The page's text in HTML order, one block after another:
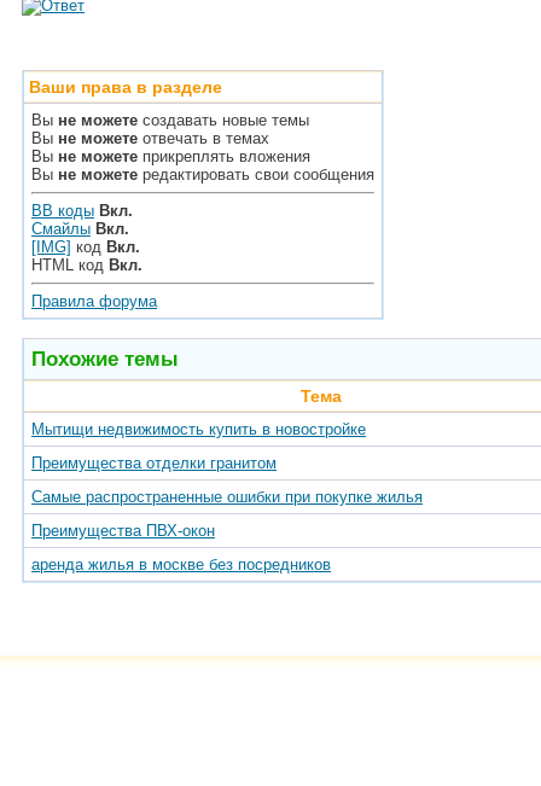
Ваши права в разделе
Вы не можете создавать новые темы
Вы не можете отвечать в темах
Вы не можете прикреплять вложения
Вы не можете редактировать свои сообщения
BB коды Вкл.
Смайлы Вкл.
[IMG] код Вкл.
HTML код Вкл.
Правила форума
Похожие темы
Тема
Мытищи недвижимость купить в новостройке
Преимущества отделки гранитом
Самые распространенные ошибки при покупке жилья
Преимущества ПВХ-окон
аренда жилья в москве без посредников